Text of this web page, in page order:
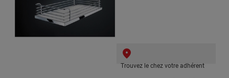
Trouvez le chez votre adhérent